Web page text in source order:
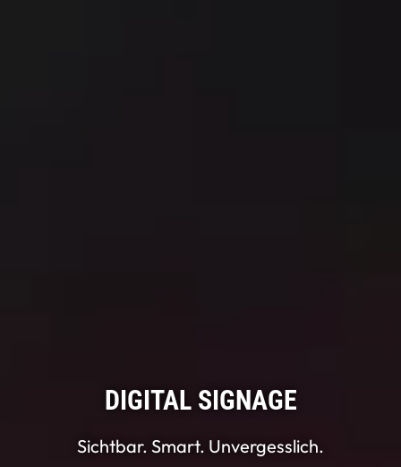
DIGITAL SIGNAGE
Sichtbar. Smart. Unvergesslich.